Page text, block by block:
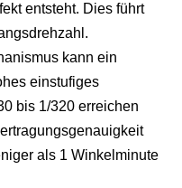
entsteht. Dies führt
kann ein
einstufiges
bis 1/320 erreichen
als 1 Winkelminute